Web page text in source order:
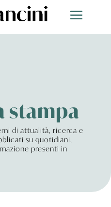
stampa
di attualità, ricerca e
su quotidiani,
presenti in